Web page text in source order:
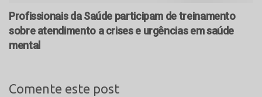
Profissionais da Saúde participam de treinamento
sobre atendimento a crises e urgências em saúde
mental
Comente este post